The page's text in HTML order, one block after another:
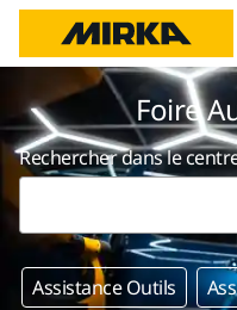
Foire
Rechercher dans le
Assistance Outils